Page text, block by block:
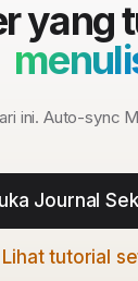
yang
ini. Auto-sync
Journal
Lihat tutorial